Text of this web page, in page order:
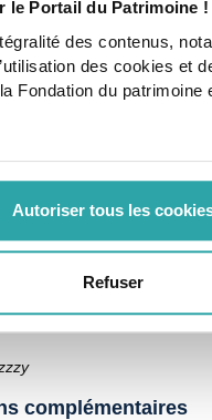
le Portail du Patrimoine !
des contenus,
des cookies et
Fondation du patrimoine
Autoriser tous les
Refuser
au
MOOC "
Concevoir
énergétique
complémentaires